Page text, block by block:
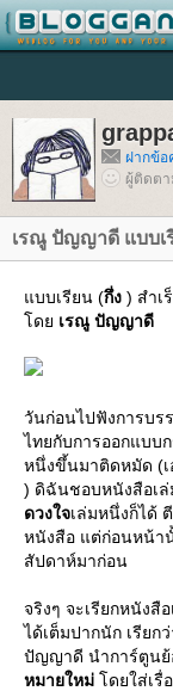
ฝากข้อ
ผู้ติดตา
เรณู ปัญญาดี แบบเ
บบเรียน (กึ่ง ) สำเ
ด เรณู ปัญญาดี
วันก่อนไปฟังการบร
ไทยกับการออกแบบ
หนึ่งขึ้นมาติดหมัด (เ
) ดิฉันชอบหนังสือเ
ดวงใจเล่มหนึ่งก็ได้
หนังสือ แต่ก่อนหน้า
สัปดาห์มาก่อน
จริงๆ จะเรียกหนังสื
ได้เต็มปากนัก เรียก
ปัญญาดี นำการ์ตูนย้
หมายใหม่ ดยใส่เรื่